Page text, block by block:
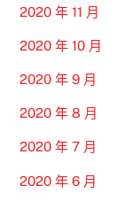
2020 年 11 月
2020 年 10 月
2020 年 9 月
2020 年 8 月
2020 年 7 月
2020 年 6 月